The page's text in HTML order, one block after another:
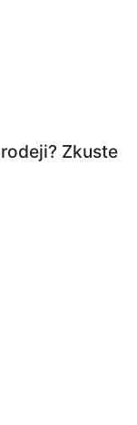
Zkuste